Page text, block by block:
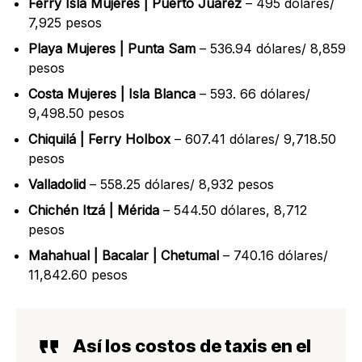
7,925 pesos
Playa Mujeres | Punta Sam – 536.94 dólares/ 8,859
pesos
Costa Mujeres | Isla Blanca – 593. 66 dólares/
9,498.50 pesos
Chiquilá | Ferry Holbox – 607.41 dólares/ 9,718.50
pesos
Valladolid – 558.25 dólares/ 8,932 pesos
Chichén Itzá | Mérida – 544.50 dólares, 8,712
pesos
Mahahual | Bacalar | Chetumal – 740.16 dólares/
11,842.60 pesos
Así los costos de taxis en el